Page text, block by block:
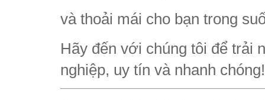
và thoải mái cho bạn trong
Hãy đến với chúng tôi để trải
nghiệp, uy tín và nhanh chóng!